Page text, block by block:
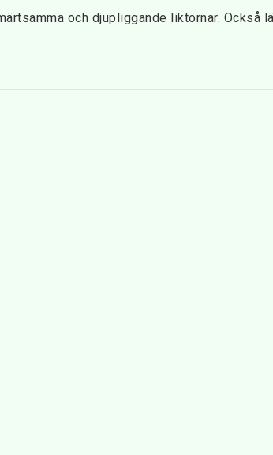
och djupliggande liktornar. Också